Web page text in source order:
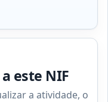
este NIF
a atividade, o